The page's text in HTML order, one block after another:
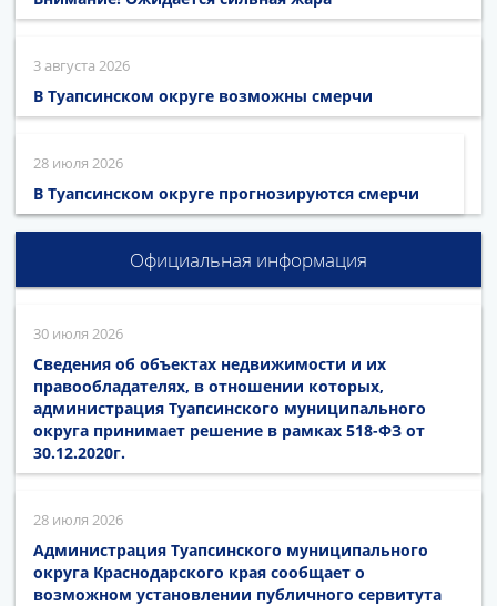
3 августа 2026
В Туапсинском округе возможны смерчи
28 июля 2026
В Туапсинском округе прогнозируются смерчи
Официальная информация
30 июля 2026
Сведения об объектах недвижимости и их
правообладателях, в отношении которых,
администрация Туапсинского муниципального
округа принимает решение в рамках 518-ФЗ от
30.12.2020г.
28 июля 2026
Администрация Туапсинского муниципального
округа Краснодарского края сообщает о
возможном установлении публичного сервитута